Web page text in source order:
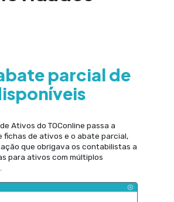
parcial de
Ativos do TOConline passa a
fichas de ativos e o abate parcial,
que obrigava os contabilistas a
para ativos com múltiplos